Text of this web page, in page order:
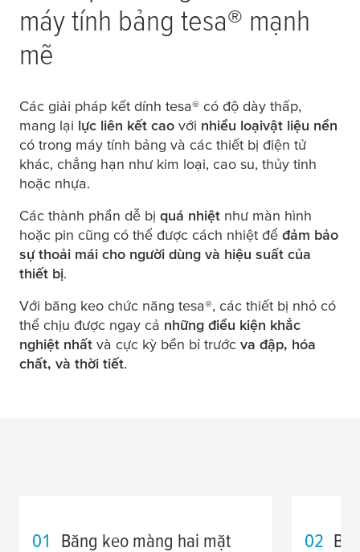
máy tính bảng tesa® mạnh
mẽ
Các giải pháp kết dính tesa® có độ dày thấp,
mang lại lực liên kết cao với nhiều loạivật liệu nền
có trong máy tính bảng và các thiết bị điện tử
khác, chẳng hạn như kim loại, cao su, thủy tinh
hoặc nhựa.
Các thành phần dễ bị quá nhiệt như màn hình
hoặc pin cũng có thể được cách nhiệt để đảm bảo
sự thoải mái cho người dùng và hiệu suất của
thiết bị.
Với băng keo chức năng tesa®, các thiết bị nhỏ có
thể chịu được ngay cả những điều kiện khắc
nghiệt nhất và cực kỳ bền bỉ trước va đập, hóa
chất, và thời tiết.
01 Băng keo màng hai mặt 02